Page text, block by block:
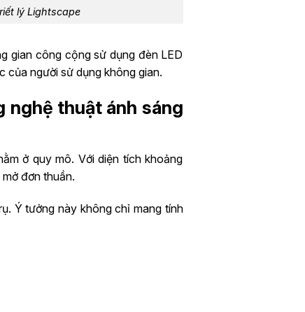
lý Lightscape
gian công cộng sử dụng đèn LED
của người sử dụng không gian.
nghệ thuật ánh sáng
ở quy mô. Với diện tích khoảng
đơn thuần.
Ý tưởng này không chỉ mang tính